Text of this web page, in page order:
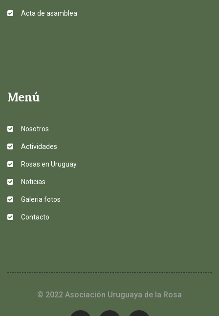
Acta de asamblea
Menú
Nosotros
Actividades
Rosas en Uruguay
Noticias
Galeria fotos
Contacto
© 2022 Asociación Uruguaya de la Rosa